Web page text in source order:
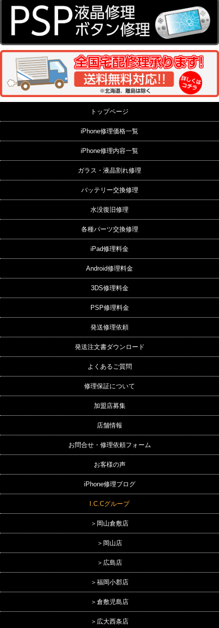
トップページ
iPhone修理価格一覧
iPhone修理内容一覧
ガラス・液晶割れ修理
バッテリー交換修理
水没復旧修理
各種パーツ交換修理
iPad修理料金
Android修理料金
3DS修理料金
PSP修理料金
発送修理依頼
発送注文書ダウンロード
よくあるご質問
修理保証について
加盟店募集
店舗情報
お問合せ・修理依頼フォーム
お客様の声
iPhone修理ブログ
I.C.Cグループ
＞岡山倉敷店
＞岡山店
＞広島店
＞福岡小郡店
＞倉敷児島店
＞広大西条店